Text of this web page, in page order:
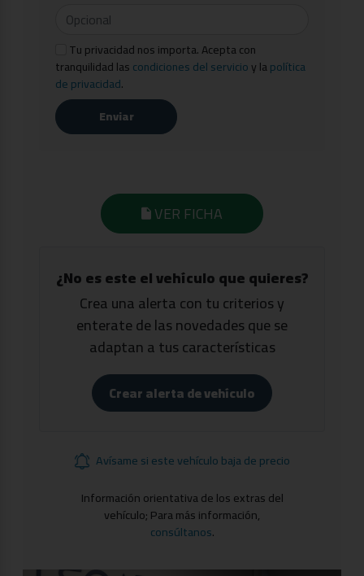
Tu privacidad nos importa. Acepta con
tranquilidad lascondiciones del servicioy lapolítica
de privacidad.
Enviar
VER FICHA
¿No es este el vehículo que quieres?
Crea una alerta con tu criterios y
enterate de las novedades que se
adaptan a tus características
Crear alerta de vehículo
Avísame si este vehículo baja de precio
Información orientativa de los extras del
vehículo; Para más información,
consúltanos.